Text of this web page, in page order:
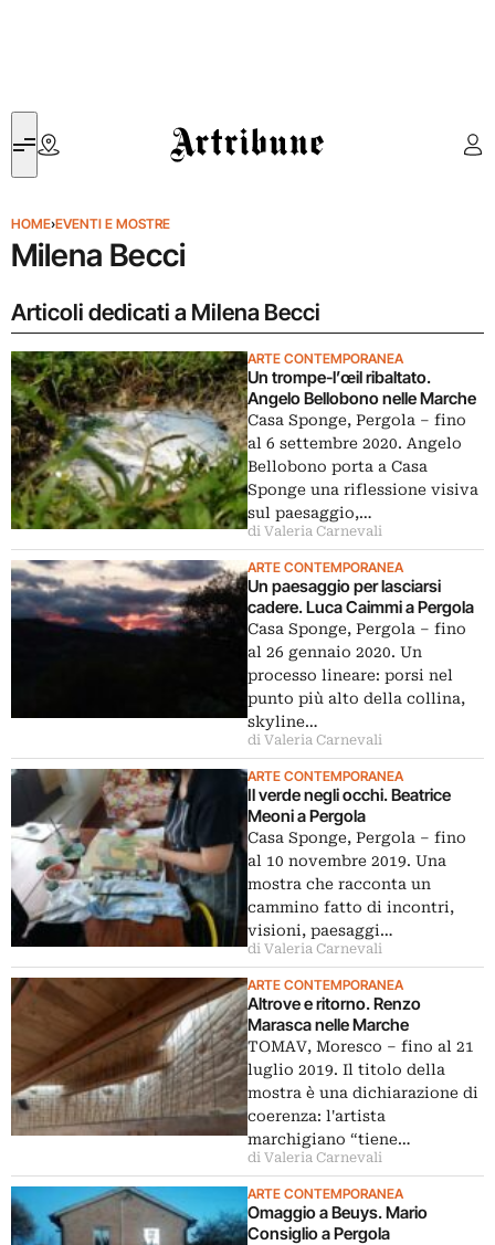
Artribune
HOME›EVENTI E MOSTRE
Milena Becci
Articoli dedicati a Milena Becci
ARTE CONTEMPORANEA
Un trompe-l’œil ribaltato.
Angelo Bellobono nelle Marche
Casa Sponge, Pergola – fino
al 6 settembre 2020. Angelo
Bellobono porta a Casa
Sponge una riflessione visiva
sul paesaggio,…
di Valeria Carnevali
ARTE CONTEMPORANEA
Un paesaggio per lasciarsi
cadere. Luca Caimmi a Pergola
Casa Sponge, Pergola – fino
al 26 gennaio 2020. Un
processo lineare: porsi nel
punto più alto della collina,
skyline…
di Valeria Carnevali
ARTE CONTEMPORANEA
Il verde negli occhi. Beatrice
Meoni a Pergola
Casa Sponge, Pergola – fino
al 10 novembre 2019. Una
mostra che racconta un
cammino fatto di incontri,
visioni, paesaggi…
di Valeria Carnevali
ARTE CONTEMPORANEA
Altrove e ritorno. Renzo
Marasca nelle Marche
TOMAV, Moresco – fino al 21
luglio 2019. Il titolo della
mostra è una dichiarazione di
coerenza: l'artista
marchigiano “tiene…
di Valeria Carnevali
ARTE CONTEMPORANEA
Omaggio a Beuys. Mario
Consiglio a Pergola